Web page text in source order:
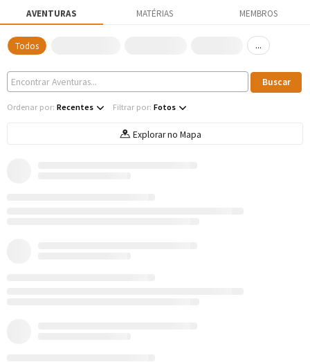
AVENTURAS MATÉRIAS MEMBROS
Todos ...
Ordenar por: Recentes Filtrar por: Fotos
Explorar no Mapa